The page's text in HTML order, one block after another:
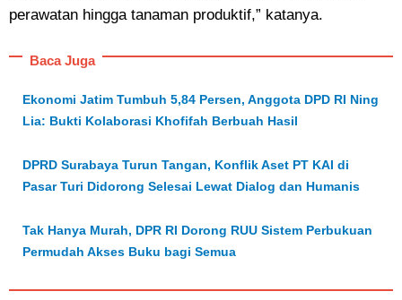
perawatan hingga tanaman produktif,” katanya.
Baca Juga
Ekonomi Jatim Tumbuh 5,84 Persen, Anggota DPD RI Ning
Lia: Bukti Kolaborasi Khofifah Berbuah Hasil
DPRD Surabaya Turun Tangan, Konflik Aset PT KAI di
Pasar Turi Didorong Selesai Lewat Dialog dan Humanis
Tak Hanya Murah, DPR RI Dorong RUU Sistem Perbukuan
Permudah Akses Buku bagi Semua